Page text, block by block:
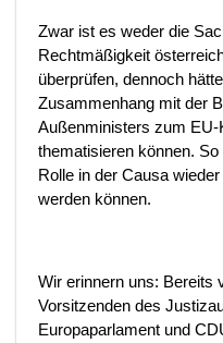
Zwar ist es weder die
Rechtmäßigkeit
überprüfen, dennoch
Zusammenhang mit der
Außenministers zum
thematisieren können.
Rolle in der Causa
werden können.
Wir erinnern uns: Bereits
Vorsitzenden des
Europaparlament und